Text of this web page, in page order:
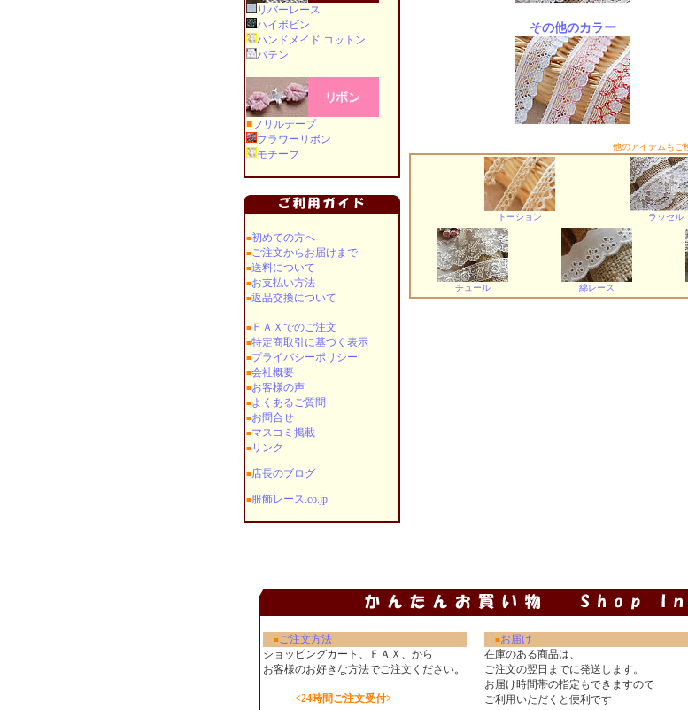
リバーレース
ハイボビン
ハンドメイド コットン
バテン
■フリルテープ
フラワーリボン
モチーフ
■初めての方へ
■ご注文からお届けまで
■送料について
■お支払い方法
■返品交換について
■ＦＡＸでのご注文
■特定商取引に基づく表示
■プライバシーポリシー
■会社概要
■お客様の声
■よくあるご質問
■お問合せ
■マスコミ掲載
■リンク
■店長のブログ
■服飾レース.co.jp
その他のカラー
他のアイテムもご
トーション ラッセル
チュール 綿レース
■ご注文方法 ■お届け
ショッピングカート、ＦＡＸ、から
お客様のお好きな方法でご注文ください。
<24時間ご注文受付>
在庫のある商品は、
ご注文の翌日までに発送します。
お届け時間帯の指定もできますので
ご利用いただくと便利です